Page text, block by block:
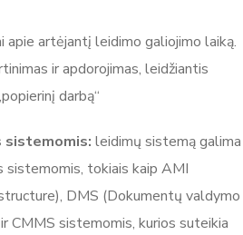
apie artėjantį leidimo galiojimo laiką.
ir apdorojimas, leidžiantis
darbą“
sistemomis: leidimų sistemą galima
tokiais kaip AMI
DMS (Dokumentų valdymo
CMMS sistemomis, kurios suteikia